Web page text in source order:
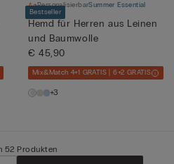
Bestseller
PersonalisierbarSummer Essential
Hemd für Herren aus Leinen
und Baumwolle
€ 45,90
Mix&Match 4+1 GRATIS | 6+2 GRATIS
+3
52 Produkten